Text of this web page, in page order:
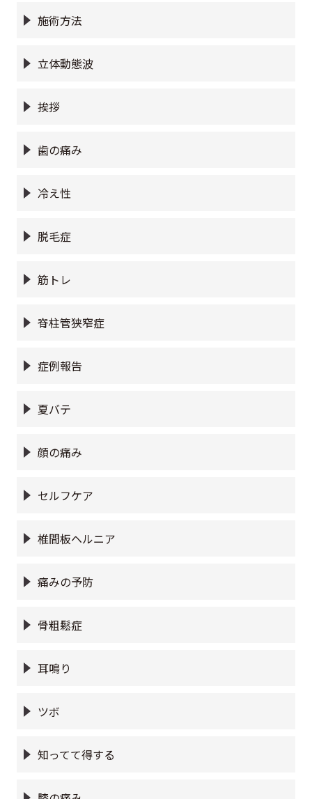
施術方法
立体動態波
挨拶
歯の痛み
冷え性
脱毛症
筋トレ
脊柱管狭窄症
症例報告
夏バテ
顔の痛み
セルフケア
椎間板ヘルニア
痛みの予防
骨粗鬆症
耳鳴り
ツボ
知ってて得する